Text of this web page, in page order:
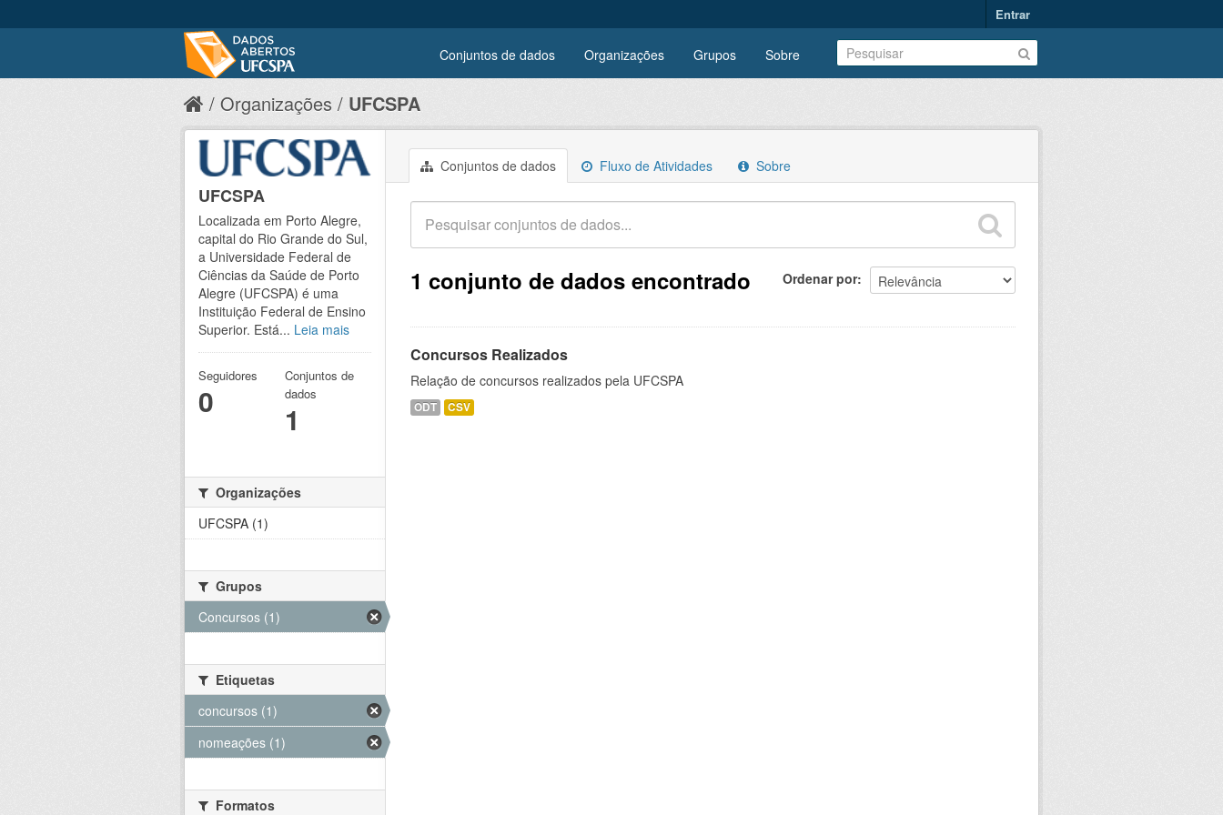
Entrar
Conjuntos de dados Organizações Grupos Sobre
Organizações UFCSPA
Conjuntos de dados Fluxo de Atividades Sobre
Ordenar por
1 conjunto de dados encontrado
Concursos Realizados
Relação de concursos realizados pela UFCSPA
ODT CSV
UFCSPA
Localizada em Porto Alegre,
capital do Rio Grande do Sul,
a Universidade Federal de
Ciências da Saúde de Porto
Alegre (UFCSPA) é uma
Instituição Federal de Ensino
Superior. Está... Leia mais
Seguidores
0
Conjuntos de
dados
1
Organizações
UFCSPA (1)
Grupos
Concursos (1)
Etiquetas
concursos (1)
nomeações (1)
Formatos